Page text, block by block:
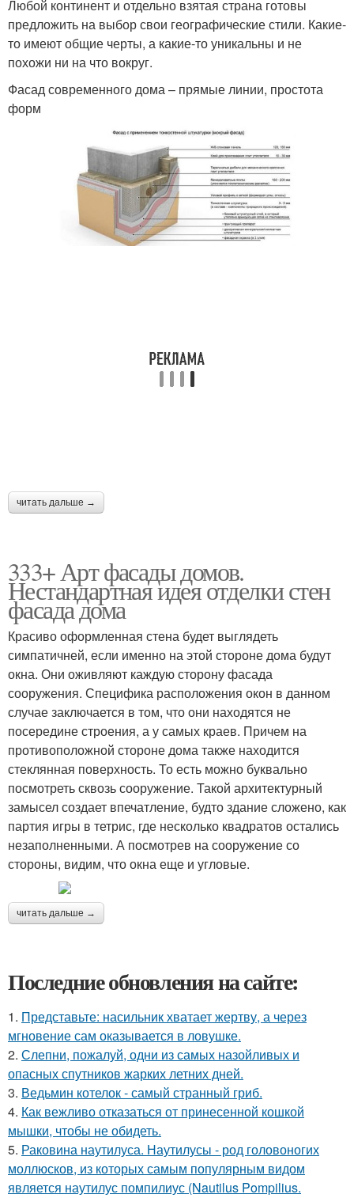
Любой континент и отдельно взятая страна готовы
предложить на выбор свои географические стили. Какие-
то имеют общие черты, а какие-то уникальны и не
похожи ни на что вокруг.
Фасад современного дома – прямые линии, простота
форм
читать дальше →
333+ Арт фасады домов.
Нестандартная идея отделки стен
фасада дома
Красиво оформленная стена будет выглядеть
симпатичней, если именно на этой стороне дома будут
окна. Они оживляют каждую сторону фасада
сооружения. Специфика расположения окон в данном
случае заключается в том, что они находятся не
посередине строения, а у самых краев. Причем на
противоположной стороне дома также находится
стеклянная поверхность. То есть можно буквально
посмотреть сквозь сооружение. Такой архитектурный
замысел создает впечатление, будто здание сложено, как
партия игры в тетрис, где несколько квадратов остались
незаполненными. А посмотрев на сооружение со
стороны, видим, что окна еще и угловые.
читать дальше →
Последние обновления на сайте:
1. Представьте: насильник хватает жертву, а через
мгновение сам оказывается в ловушке.
2. Слепни, пожалуй, одни из самых назойливых и
опасных спутников жарких летних дней.
3. Ведьмин котелок - самый странный гриб.
4. Как вежливо отказаться от принесенной кошкой
мышки, чтобы не обидеть.
5. Раковина наутилуса. Наутилусы - род головоногих
моллюсков, из которых самым популярным видом
является наутилус помпилиус (Nautilus Pompilius.